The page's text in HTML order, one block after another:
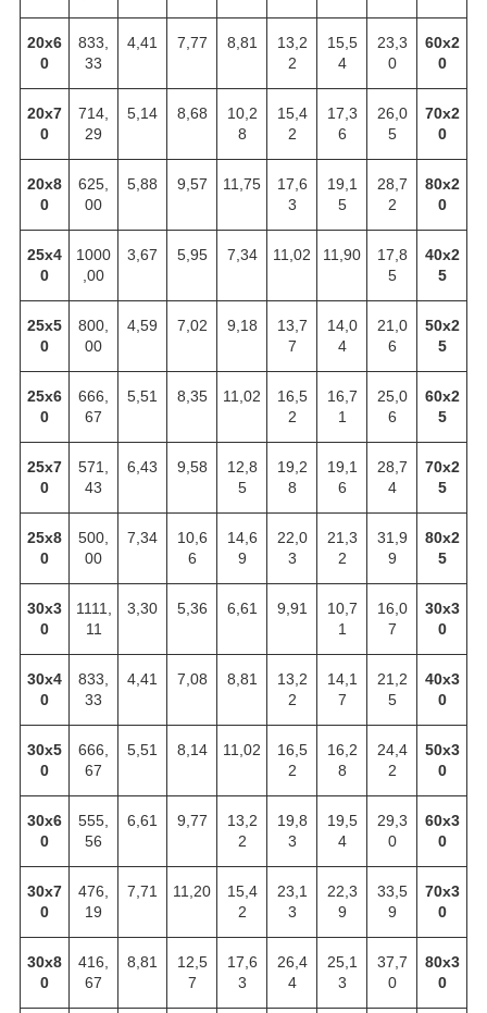
20х6
0
833,
33
4,41 7,77 8,81
13,2
2
15,5
4
23,3
0
60х2
0
20х7
0
714,
29
5,14 8,68
10,2
8
15,4
2
17,3
6
26,0
5
70х2
0
20х8
0
625,
00
5,88 9,57 11,75
17,6
3
19,1
5
28,7
2
80х2
0
25х4
0
1000
,00
3,67 5,95 7,34 11,02 11,90
17,8
5
40х2
5
25х5
0
800,
00
4,59 7,02 9,18
13,7
7
14,0
4
21,0
6
50х2
5
25х6
0
666,
67
5,51 8,35 11,02
16,5
2
16,7
1
25,0
6
60х2
5
25х7
0
571,
43
6,43 9,58
12,8
5
19,2
8
19,1
6
28,7
4
70х2
5
25х8
0
500,
00
7,34
10,6
6
14,6
9
22,0
3
21,3
2
31,9
9
80х2
5
30х3
0
1111,
11
3,30 5,36 6,61 9,91
10,7
1
16,0
7
30х3
0
30х4
0
833,
33
4,41 7,08 8,81
13,2
2
14,1
7
21,2
5
40х3
0
30х5
0
666,
67
5,51 8,14 11,02
16,5
2
16,2
8
24,4
2
50х3
0
30х6
0
555,
56
6,61 9,77
13,2
2
19,8
3
19,5
4
29,3
0
60х3
0
30х7
0
476,
19
7,71 11,20
15,4
2
23,1
3
22,3
9
33,5
9
70х3
0
30х8
0
416,
67
8,81
12,5
7
17,6
3
26,4
4
25,1
3
37,7
0
80х3
0